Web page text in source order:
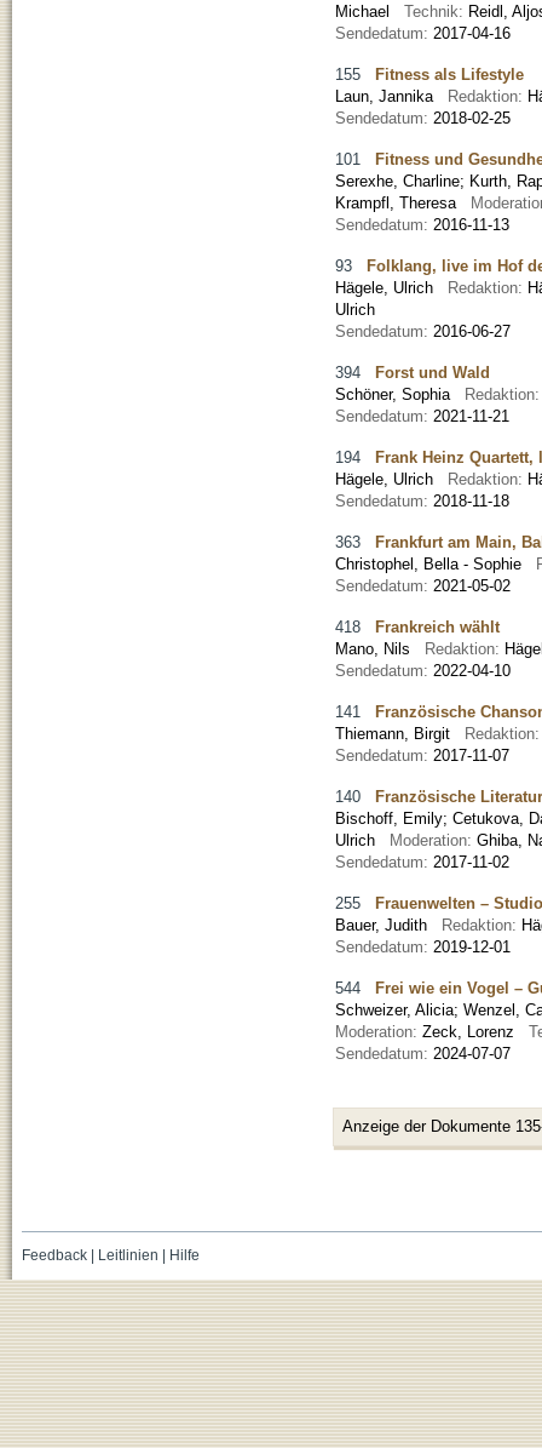
Michael Technik: Reidl,
Sendedatum: 2017-04-16
155 Fitness als Lifestyle
Laun, Jannika
Redaktion:
Sendedatum: 2018-02-25
101 Fitness und
Serexhe, Charline; Kurth,
Krampfl, Theresa
Sendedatum: 2016-11-13
93 Folklang, live im Hof
Hägele, Ulrich
Redaktion:
Ulrich
Sendedatum: 2016-06-27
394 Forst und Wald
Schöner, Sophia
Sendedatum: 2021-11-21
194 Frank Heinz
Hägele, Ulrich
Redaktion:
Sendedatum: 2018-11-18
363 Frankfurt am Main,
Christophel, Bella - Sophie
Sendedatum: 2021-05-02
418 Frankreich wählt
Mano, Nils
Redaktion:
Sendedatum: 2022-04-10
141 Französische
Thiemann, Birgit
Sendedatum: 2017-11-07
140 Französische Literatur
Bischoff, Emily; Cetukova,
Ulrich Moderation: Ghiba,
Sendedatum: 2017-11-02
255 Frauenwelten –
Bauer, Judith
Redaktion:
Sendedatum: 2019-12-01
544 Frei wie ein Vogel –
Schweizer, Alicia; Wenzel,
Moderation: Zeck, Lorenz
Sendedatum: 2024-07-07
Anzeige der Dokumente
Feedback| Leitlinien | Hilfe